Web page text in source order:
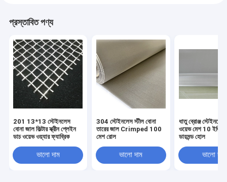
প্রস্তাবিত পণ্য
201 13*13 স্টেইনলেস
বোনা জাল ফিল্টার স্ক্রীন প্লেইন
ডাচ ওয়েভ ওয়্যার ফ্যাব্রিক
ভালো দাম
304 স্টেইনলেস স্টীল বোনা
তারের জাল Crimped 100
মেশ রোল
ভালো দাম
ধাতু ব্রোঞ্জ স্টেইনলেস
ওয়েভ মেশ 10 ইঞ্চি
ডায়মন্ড হোল
ভালো দাম